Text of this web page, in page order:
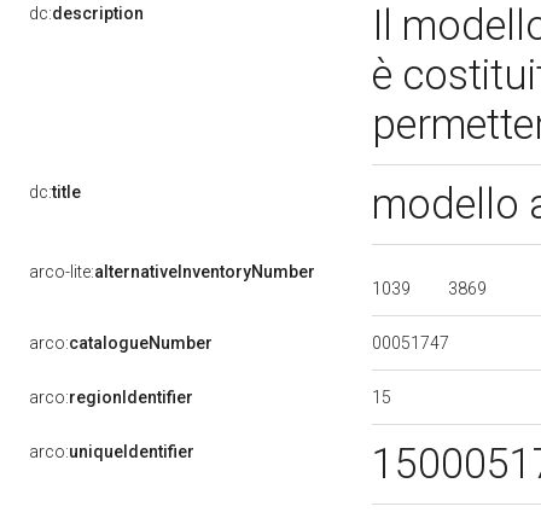
dc:description
Il
è
dc:title modello
arco-lite:alternativeInventoryNumber
1039
3869
arco:catalogueNumber 00051747
arco:regionIdentifier 15
arco:uniqueIdentifier